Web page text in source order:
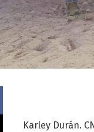
Karley Durán.